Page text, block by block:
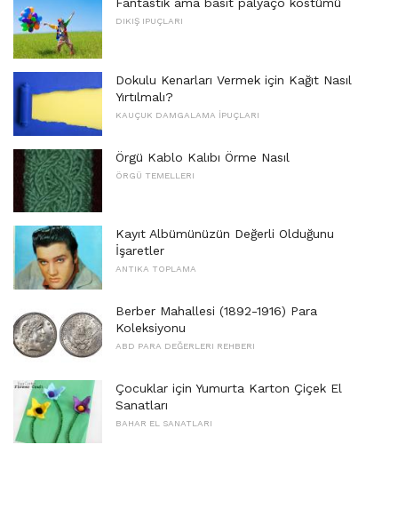
Fantastik ama basit palyaço kostümü
DIKIŞ IPUÇLARI
Dokulu Kenarları Vermek için Kağıt Nasıl
Yırtılmalı?
KAUÇUK DAMGALAMA İPUÇLARI
Örgü Kablo Kalıbı Örme Nasıl
ÖRGÜ TEMELLERI
Kayıt Albümünüzün Değerli Olduğunu
İşaretler
ANTIKA TOPLAMA
Berber Mahallesi (1892-1916) Para
Koleksiyonu
ABD PARA DEĞERLERI REHBERI
Çocuklar için Yumurta Karton Çiçek El
Sanatları
BAHAR EL SANATLARI